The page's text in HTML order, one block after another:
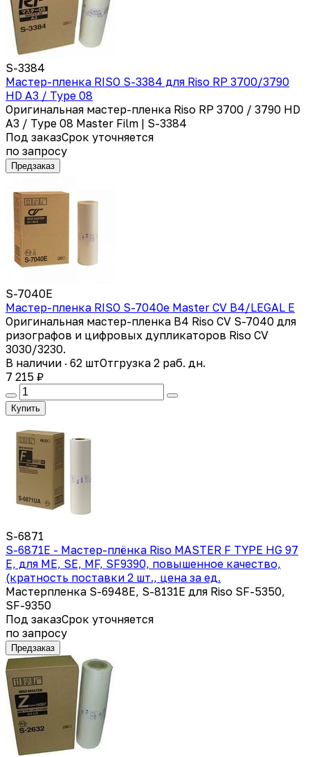
S-3384
Мастер-пленка RISO S-3384 для Riso RP 3700/3790
HD A3 / Type 08
Оригинальная мастер-пленка Riso RP 3700 / 3790 HD
A3 / Type 08 Master Film | S-3384
Под заказСрок уточняется
по запросу
Предзаказ
S-7040E
Мастер-пленка RISO S-7040e Master CV B4/LEGAL E
Оригинальная мастер-пленка B4 Riso CV S-7040 для
ризографов и цифровых дупликаторов Riso CV
3030/3230.
В наличии · 62 штОтгрузка 2 раб. дн.
7 215 ₽
Купить
S-6871
S-6871E - Мастер-плёнка Riso MASTER F TYPE HG 97
E, для ME, SE, MF, SF9390, повышенное качество,
(кратность поставки 2 шт., цена за ед.
Мастерпленка S-6948E, S-8131E для Riso SF-5350,
SF-9350
Под заказСрок уточняется
по запросу
Предзаказ